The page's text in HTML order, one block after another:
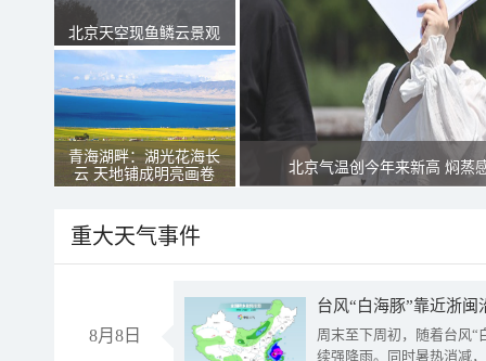
北京天空现鱼鳞云景观
青海湖畔：湖光花海长
云 天地铺成明亮画卷
北京气温创今年来新高 焖蒸
重大天气事件
8月8日
台风“白海豚”靠近浙
周末至下周初，随着台风“
续强降雨。同时暑热消减